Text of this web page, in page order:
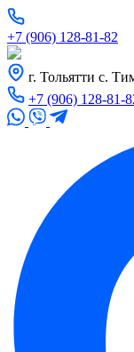
+7 (906) 128-81-82
г. Тольятти с.
+7 (906) 128-81-